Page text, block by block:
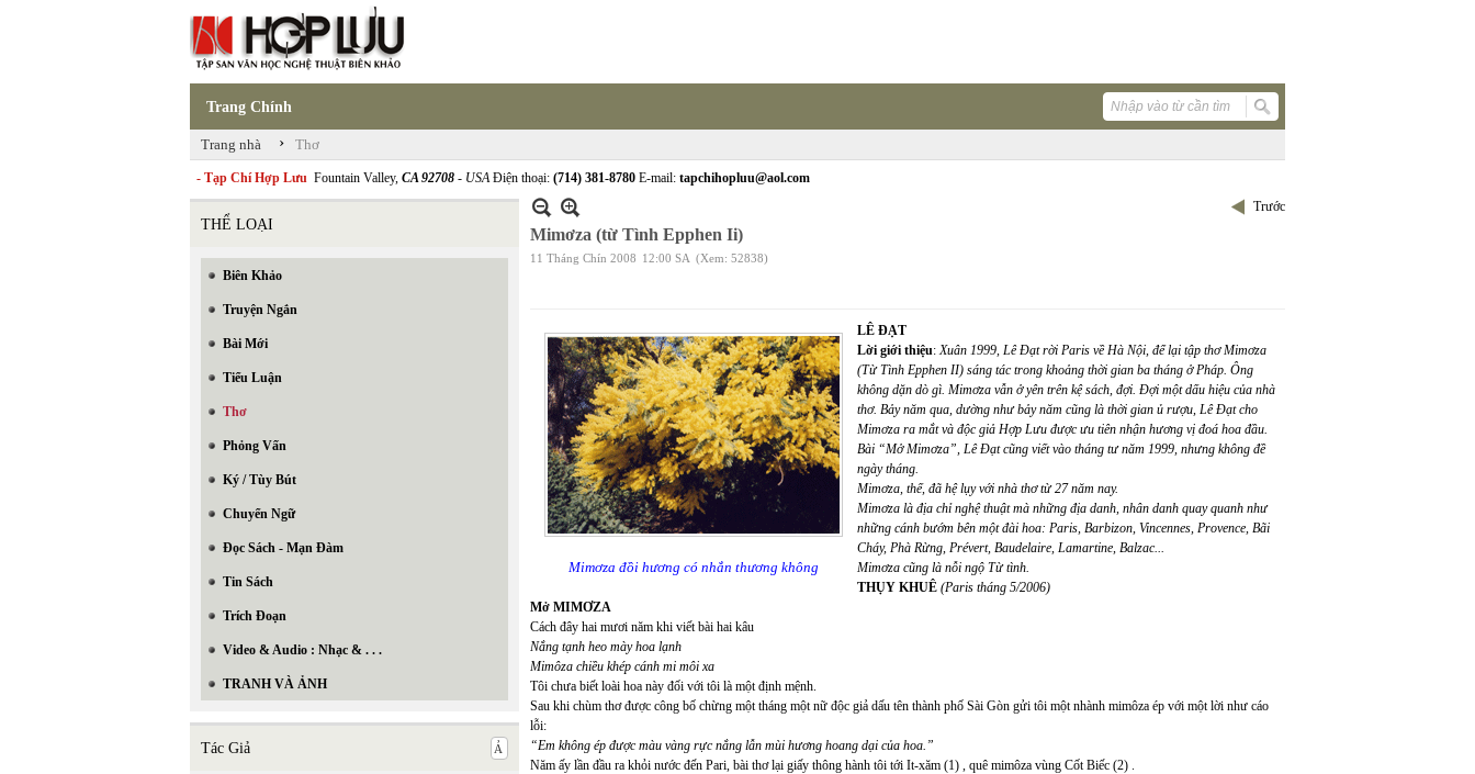
Trang Chính
Trang nhà › Thơ
- Tạp Chí Hợp Lưu Fountain Valley, CA 92708 - USAĐiện thoại: (714) 381-8780 E-mail: tapchihopluu@aol.com
THỂ LOẠI
Biên Khảo
Truyện Ngắn
Bài Mới
Tiểu Luận
Thơ
Phỏng Vấn
Ký / Tùy Bút
Chuyển Ngữ
Đọc Sách - Mạn Đàm
Tin Sách
Trích Đoạn
Video & Audio : Nhạc & . . .
TRANH VÀ ẢNH
Tác Giả
Trước
Mimơza (từ Tình Epphen Ii)
11 Tháng Chín 2008 12:00 SA (Xem: 52838)
Mimơza đồi hương có nhắn thương không
LÊ ĐẠT
Lời giới thiệu:Xuân 1999, Lê Đạt rời Paris về Hà Nội, để lại tập thơ Mimơza
(Từ Tình Epphen II) sáng tác trong khoảng thời gian ba tháng ở Pháp. Ông
không dặn dò gì. Mimơza vẫn ở yên trên kệ sách, đợi. Đợi một dấu hiệu của nhà
thơ. Bảy năm qua, dường như bảy năm cũng là thời gian ủ rượu, Lê Đạt cho
Mimơza ra mắt và độc giả Hợp Lưu được ưu tiên nhận hương vị đoá hoa đầu.
Bài “Mở Mimơza”, Lê Đạt cũng viết vào tháng tư năm 1999, nhưng không đề
ngày tháng.
Mimơza, thế, đã hệ lụy với nhà thơ từ 27 năm nay.
Mimơza là địa chỉ nghệ thuật mà những địa danh, nhân danh quay quanh như
những cánh bướm bên một đài hoa: Paris, Barbizon, Vincennes, Provence, Bãi
Cháy, Phà Rừng, Prévert, Baudelaire, Lamartine, Balzac...
Mimơza cũng là nỗi ngộ Từ tình.
THỤY KHUÊ (Paris tháng 5/2006)
Mở MIMƠZA
Cách đây hai mươi năm khi viết bài hai kâu
Nắng tạnh heo mày hoa lạnh
Mimôza chiều khép cánh mi môi xa
Tôi chưa biết loài hoa này đối với tôi là một định mệnh.
Sau khi chùm thơ được công bố chừng một tháng một nữ độc giả dấu tên thành phố Sài Gòn gửi tôi một nhành mimôza ép với một lời như cáo
lỗi:
“Em không ép được màu vàng rực nắng lẫn mùi hương hoang dại của hoa.”
Năm ấy lần đầu ra khỏi nước đến Pari, bài thơ lại giấy thông hành tôi tới It-xăm (1) , quê mimôza vùng Cốt Biếc (2) .